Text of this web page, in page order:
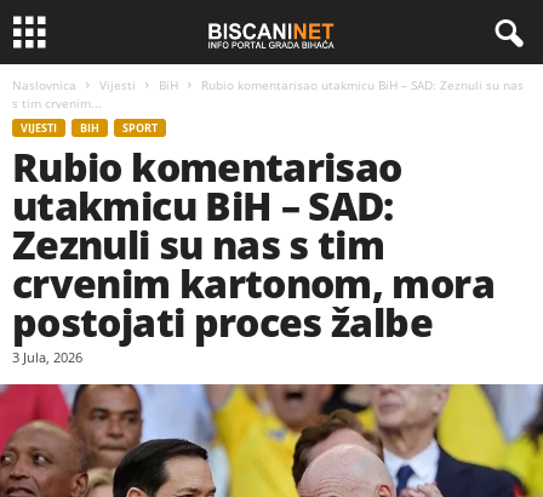
Naslovnica Vijesti BiH
Rubio komentarisao utakmicu BiH – SAD: Zeznuli su nas
s tim crvenim...
VIJESTI BIH SPORT
Rubio komentarisao
utakmicu BiH – SAD:
Zeznuli su nas s tim
crvenim kartonom, mora
postojati proces žalbe
3 Jula, 2026